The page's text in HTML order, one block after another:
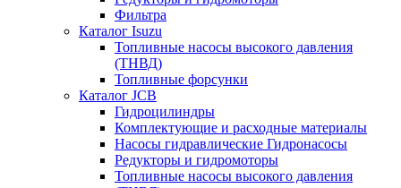
Фильтра
Каталог Isuzu
Топливные насосы высокого давления
(ТНВД)
Топливные форсунки
Каталог JCB
Гидроцилиндры
Комплектующие и расходные материалы
Насосы гидравлические Гидронасосы
Редукторы и гидромоторы
Топливные насосы высокого давления